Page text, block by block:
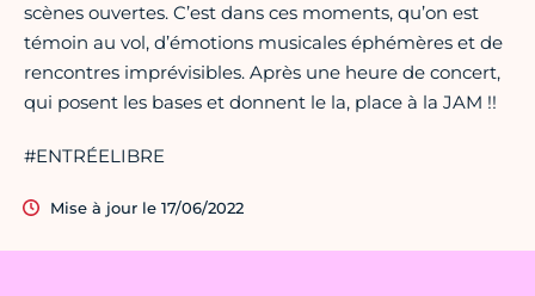
scènes ouvertes. C’est dans ces moments, qu’on est
témoin au vol, d’émotions musicales éphémères et de
rencontres imprévisibles. Après une heure de concert,
qui posent les bases et donnent le la, place à la JAM !!
#ENTRÉELIBRE
Mise à jour le 17/06/2022